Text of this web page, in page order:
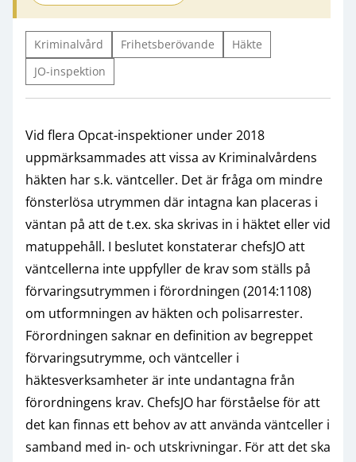
Kriminalvård Frihetsberövande
Häkte
JO-inspektion
Vid flera Opcat-inspektioner under 2018
uppmärksammades att vissa av Kriminalvårdens
häkten har s.k. väntceller. Det är fråga om mindre
fönsterlösa utrymmen där intagna kan placeras i
väntan på att de t.ex. ska skrivas in i häktet eller vid
matuppehåll. I beslutet konstaterar chefsJO att
väntcellerna inte uppfyller de krav som ställs på
förvaringsutrymmen i förordningen (2014:1108)
om utformningen av häkten och polisarrester.
Förordningen saknar en definition av begreppet
förvaringsutrymme, och väntceller i
häktesverksamheter är inte undantagna från
förordningens krav. ChefsJO har förståelse för att
det kan finnas ett behov av att använda väntceller i
samband med in- och utskrivningar. För att det ska